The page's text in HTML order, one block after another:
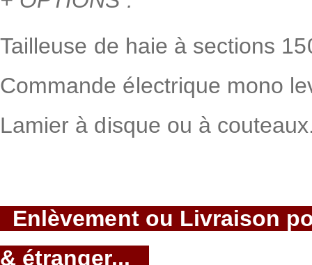
Tailleuse de haie à sections
Commande électrique mono
Lamier à disque ou à
Enlèvement ou Livraison
& étranger...